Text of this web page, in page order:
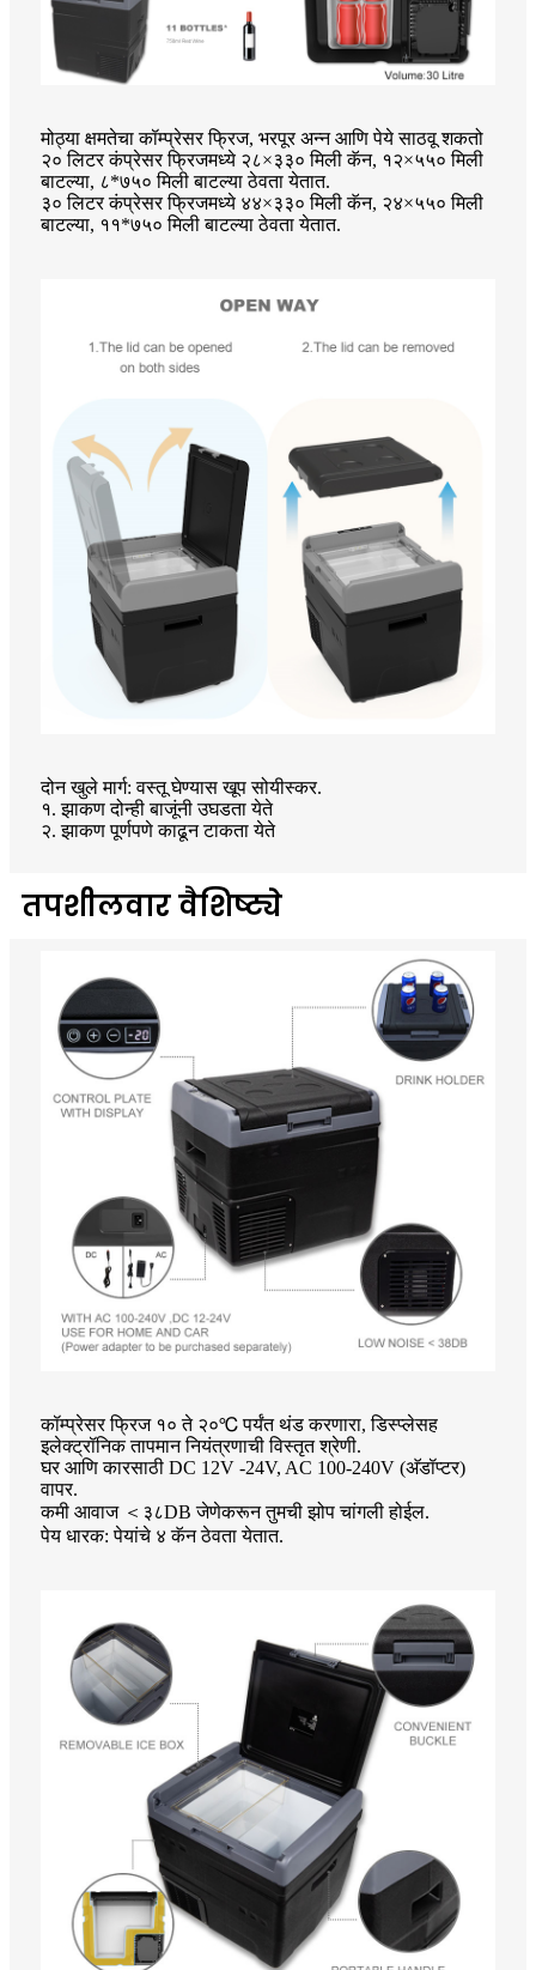
मोठ्या क्षमतेचा कॉम्प्रेसर फ्रिज, भरपूर अन्न आणि पेये साठवू शकतो
२० लिटर कंप्रेसर फ्रिजमध्ये २८×३३० मिली कॅन, १२×५५० मिली
बाटल्या, ८*७५० मिली बाटल्या ठेवता येतात.
३० लिटर कंप्रेसर फ्रिजमध्ये ४४×३३० मिली कॅन, २४×५५० मिली
बाटल्या, ११*७५० मिली बाटल्या ठेवता येतात.
दोन खुले मार्ग: वस्तू घेण्यास खूप सोयीस्कर.
१. झाकण दोन्ही बाजूंनी उघडता येते
२. झाकण पूर्णपणे काढून टाकता येते
तपशीलवार वैशिष्ट्ये
कॉम्प्रेसर फ्रिज १० ते २०℃ पर्यंत थंड करणारा, डिस्प्लेसह
इलेक्ट्रॉनिक तापमान नियंत्रणाची विस्तृत श्रेणी.
घर आणि कारसाठी DC 12V -24V, AC 100-240V (अ‍ॅडॉप्टर)
वापर.
कमी आवाज ＜३८DB जेणेकरून तुमची झोप चांगली होईल.
पेय धारक: पेयांचे ४ कॅन ठेवता येतात.